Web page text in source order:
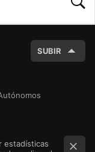
SUBIR
estadísticas